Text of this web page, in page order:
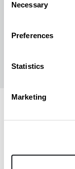
Selection
Necessary
Preferences
Statistics
Marketing
Medycyna